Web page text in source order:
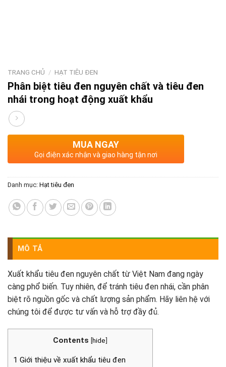
TRANG CHỦ / HẠT TIÊU ĐEN
Phân biệt tiêu đen nguyên chất và tiêu đen
nhái trong hoạt động xuất khẩu
MUA NGAY
Gọi điện xác nhận và giao hàng tận nơi
Danh mục: Hạt tiêu đen
MÔ TẢ
Xuất khẩu tiêu đen nguyên chất từ Việt Nam đang ngày
càng phổ biến. Tuy nhiên, để tránh tiêu đen nhái, cần phân
biệt rõ nguồn gốc và chất lượng sản phẩm. Hãy liên hệ với
chúng tôi để được tư vấn và hỗ trợ đầy đủ.
Contents [hide]
1 Giới thiệu về xuất khẩu tiêu đen